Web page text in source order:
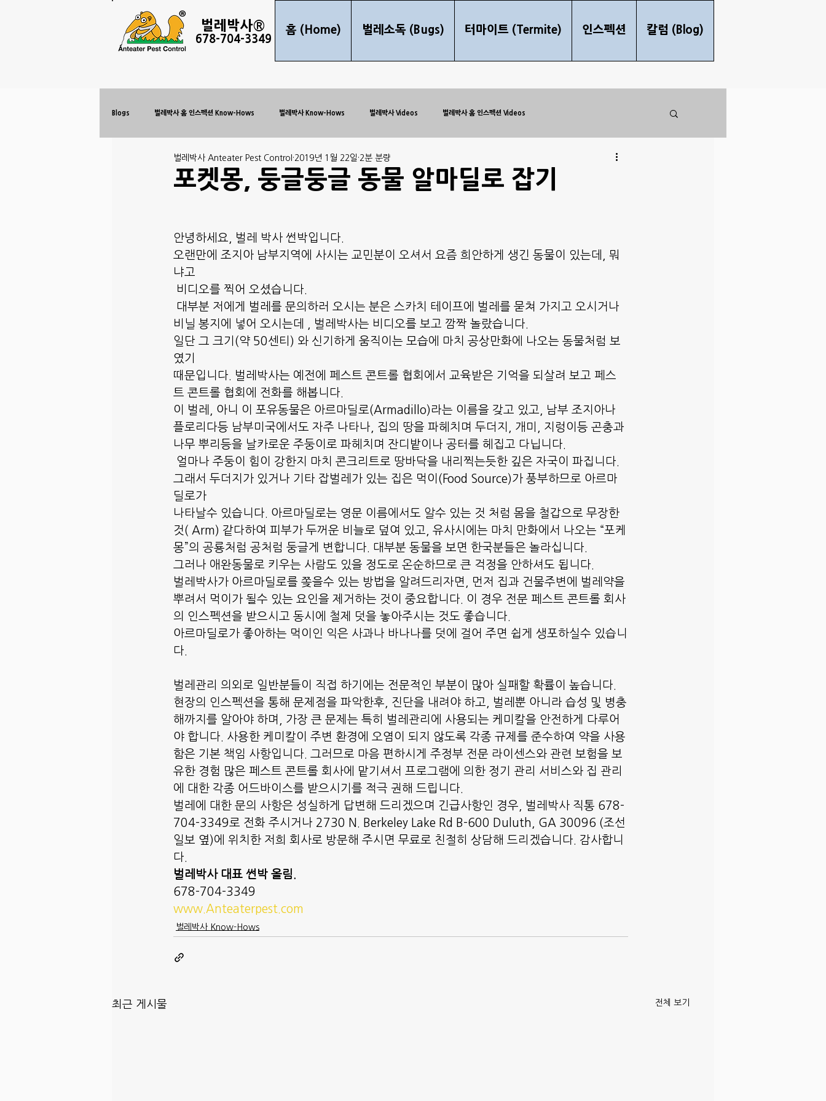
벌레 박사®
678-704-3349
홈 (Home) 벌레소독 (Bugs) 터마이트 (Termite) 인스펙션 칼럼 (Blog)
Blogs 벌레박사 홈 인스펙션 Know-Hows 벌레박사 Know-Hows 벌레박사 Videos 벌레박사 홈 인스펙션 Videos
포켓몽, 둥글둥글 동물 알마딜로 잡기
벌레박사 Anteater Pest Control 2019년 1월 22일 2분 분량
안녕하세요, 벌레 박사 썬박입니다.
오랜만에 조지아 남부지역에 사시는 교민분이 오셔서 요즘 희안하게 생긴 동물이 있는데, 뭐
냐고
비디오를 찍어 오셨습니다.
대부분 저에게 벌레를 문의하러 오시는 분은 스카치 테이프에 벌레를 묻쳐 가지고 오시거나
비닐 봉지에 넣어 오시는데 , 벌레박사는 비디오를 보고 깜짝 놀랐습니다.
일단 그 크기(약 50센티) 와 신기하게 움직이는 모습에 마치 공상만화에 나오는 동물처럼 보
였기
때문입니다. 벌레박사는 예전에 페스트 콘트롤 협회에서 교육받은 기억을 되살려 보고 페스
트 콘트롤 협회에 전화를 해봅니다.
이 벌레, 아니 이 포유동물은 아르마딜로(Armadillo)라는 이름을 갖고 있고, 남부 조지아나
플로리다등 남부미국에서도 자주 나타나, 집의 땅을 파헤치며 두더지, 개미, 지렁이등 곤충과
나무 뿌리등을 날카로운 주둥이로 파헤치며 잔디밭이나 공터를 헤집고 다닙니다.
얼마나 주둥이 힘이 강한지 마치 콘크리트로 땅바닥을 내리찍는듯한 깊은 자국이 파집니다.
그래서 두더지가 있거나 기타 잡벌레가 있는 집은 먹이(Food Source)가 풍부하므로 아르마
딜로가
나타날수 있습니다. 아르마딜로는 영문 이름에서도 알수 있는 것 처럼 몸을 철갑으로 무장한
것( Arm) 같다하여 피부가 두꺼운 비늘로 덮여 있고, 유사시에는 마치 만화에서 나오는 “포케
몽”의 공룡처럼 공처럼 둥글게 변합니다. 대부분 동물을 보면 한국분들은 놀라십니다.
그러나 애완동물로 키우는 사람도 있을 정도로 온순하므로 큰 걱정을 안하셔도 됩니다.
벌레박사가 아르마딜로를 쫒을수 있는 방법을 알려드리자면, 먼저 집과 건물주변에 벌레약을
뿌려서 먹이가 될수 있는 요인을 제거하는 것이 중요합니다. 이 경우 전문 페스트 콘트롤 회사
의 인스펙션을 받으시고 동시에 철제 덧을 놓아주시는 것도 좋습니다.
아르마딜로가 좋아하는 먹이인 익은 사과나 바나나를 덧에 걸어 주면 쉽게 생포하실수 있습니
다.
벌레관리 의외로 일반분들이 직접 하기에는 전문적인 부분이 많아 실패할 확률이 높습니다.
현장의 인스펙션을 통해 문제점을 파악한후, 진단을 내려야 하고, 벌레뿐 아니라 습성 및 병충
해까지를 알아야 하며, 가장 큰 문제는 특히 벌레관리에 사용되는 케미칼을 안전하게 다루어
야 합니다. 사용한 케미칼이 주변 환경에 오염이 되지 않도록 각종 규제를 준수하여 약을 사용
함은 기본 책임 사항입니다. 그러므로 마음 편하시게 주정부 전문 라이센스와 관련 보험을 보
유한 경험 많은 페스트 콘트롤 회사에 맡기셔서 프로그램에 의한 정기 관리 서비스와 집 관리
에 대한 각종 어드바이스를 받으시기를 적극 권해 드립니다.
벌레에 대한 문의 사항은 성실하게 답변해 드리겠으며 긴급사항인 경우, 벌레박사 직통 678-
704-3349로 전화 주시거나 2730 N. Berkeley Lake Rd B-600 Duluth, GA 30096 (조선
일보 옆)에 위치한 저희 회사로 방문해 주시면 무료로 친절히 상담해 드리겠습니다. 감사합니
다.
벌레박사 대표 썬박 올림.
678-704-3349
www.Anteaterpest.com
벌레박사 Know-Hows
최근 게시물 전체 보기